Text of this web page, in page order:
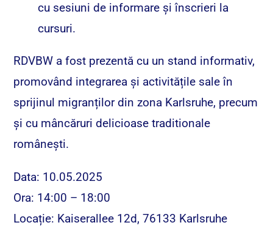
cu sesiuni de informare și înscrieri la
cursuri.
RDVBW a fost prezentă cu un stand informativ,
promovând integrarea și activitățile sale în
sprijinul migranților din zona Karlsruhe, precum
și cu mâncăruri delicioase traditionale
românești.
Data: 10.05.2025
Ora: 14:00 – 18:00
Locație: Kaiserallee 12d, 76133 Karlsruhe